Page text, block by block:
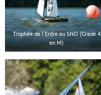
Trophée de l’Erdre au SNO (Grade 4
en M)